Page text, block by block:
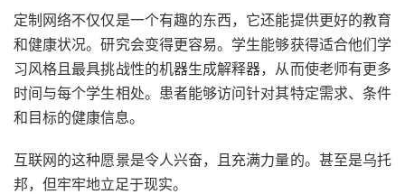
定制网络不仅仅是一个有趣的东西，它还能提供更好的教育
和健康状况。研究会变得更容易。学生能够获得适合他们学
习风格且最具挑战性的机器生成解释器，从而使老师有更多
时间与每个学生相处。患者能够访问针对其特定需求、条件
和目标的健康信息。
互联网的这种愿景是令人兴奋，且充满力量的。甚至是乌托
邦，但牢牢地立足于现实。